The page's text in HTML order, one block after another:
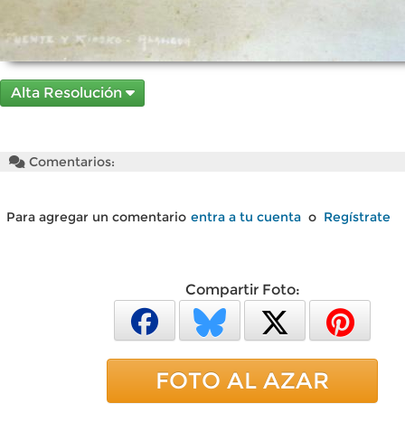
Alta Resolución
Comentarios:
Para agregar un comentario entra a tu cuenta o Regístrate
Compartir Foto:
FOTO AL AZAR